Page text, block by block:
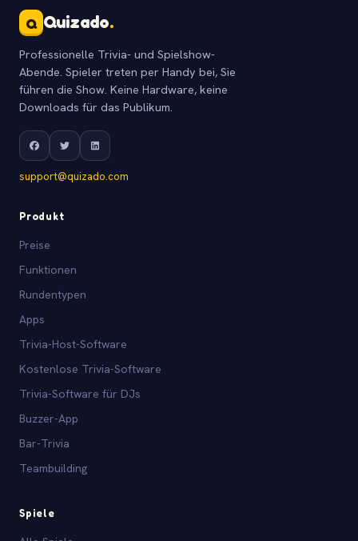
Q Quizado.
Professionelle Trivia- und Spielshow-
Abende. Spieler treten per Handy bei, Sie
führen die Show. Keine Hardware, keine
Downloads für das Publikum.
support@quizado.com
Produkt
Preise
Funktionen
Rundentypen
Apps
Trivia-Host-Software
Kostenlose Trivia-Software
Trivia-Software für DJs
Buzzer-App
Bar-Trivia
Teambuilding
Spiele